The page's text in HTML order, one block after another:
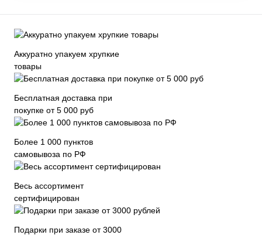
Аккуратно упакуем хрупкие
товары
Бесплатная доставка при
покупке от 5 000 руб
Более 1 000 пунктов
самовывоза по РФ
Весь ассортимент
сертифицирован
Подарки при заказе от 3000